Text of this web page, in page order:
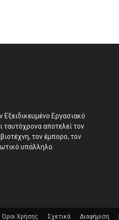
Εργασιακό
ταυτόχρονα αποτελεί τον
τον έμπορο, τον
υπάλληλο.
Όροι Χρήσης Σχετικά Διαφήμιση